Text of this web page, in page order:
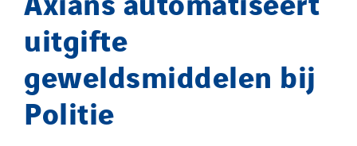
uitgifte
geweldsmiddelen bij
Politie
Initiative Commune Connectée
Innovative City Pack
Inspa-Pumpenservice
ITB
Jean Graniou